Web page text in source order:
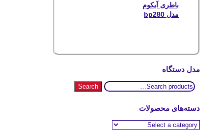
باطری آیکوم
مدل bp280
مدل دستگاه
Search
Search
دسته‌های محصولات